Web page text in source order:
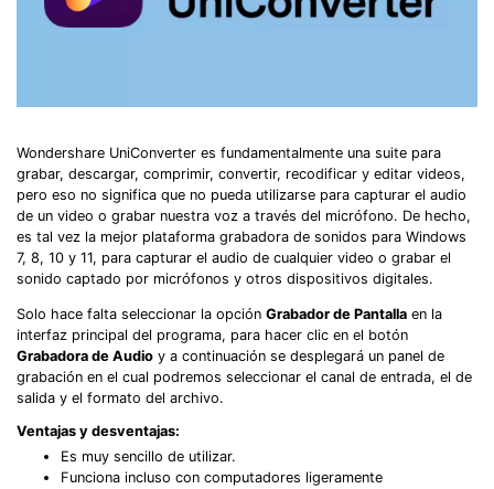
Wondershare UniConverter es fundamentalmente una suite para
grabar, descargar, comprimir, convertir, recodificar y editar videos,
pero eso no significa que no pueda utilizarse para capturar el audio
de un video o grabar nuestra voz a través del micrófono. De hecho,
es tal vez la mejor plataforma grabadora de sonidos para Windows
7, 8, 10 y 11, para capturar el audio de cualquier video o grabar el
sonido captado por micrófonos y otros dispositivos digitales.
Solo hace falta seleccionar la opción Grabador de Pantalla en la
interfaz principal del programa, para hacer clic en el botón
Grabadora de Audio y a continuación se desplegará un panel de
grabación en el cual podremos seleccionar el canal de entrada, el de
salida y el formato del archivo.
Ventajas y desventajas:
Es muy sencillo de utilizar.
Funciona incluso con computadores ligeramente